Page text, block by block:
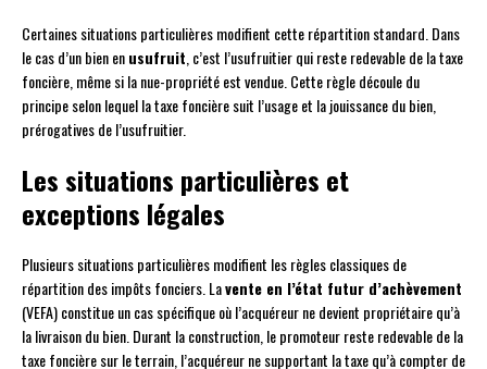
Certaines situations particulières modifient cette répartition standard. Dans
le cas d’un bien enusufruit , c’est l’usufruitier qui reste redevable de la taxe
foncière, même si la nue-propriété est vendue. Cette règle découle du
principe selon lequel la taxe foncière suit l’usage et la jouissance du bien,
prérogatives de l’usufruitier.
Les situations particulières et
exceptions légales
Plusieurs situations particulières modifient les règles classiques de
répartition des impôts fonciers. Lavente en l’état futur d’achèvement
(VEFA) constitue un cas spécifique où l’acquéreur ne devient propriétaire qu’à
la livraison du bien. Durant la construction, le promoteur reste redevable de la
taxe foncière sur le terrain, l’acquéreur ne supportant la taxe qu’à compter de